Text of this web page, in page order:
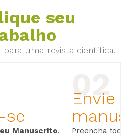
seu
para uma revista científica.
se
Manuscrito.
Envie
Preencha